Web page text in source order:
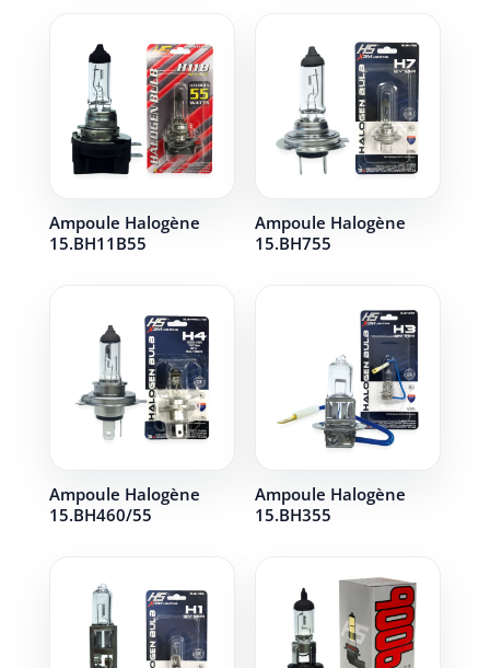
Ampoule Halogène
15.BH11B55
Ampoule Halogène
15.BH755
Ampoule Halogène
15.BH460/55
Ampoule Halogène
15.BH355